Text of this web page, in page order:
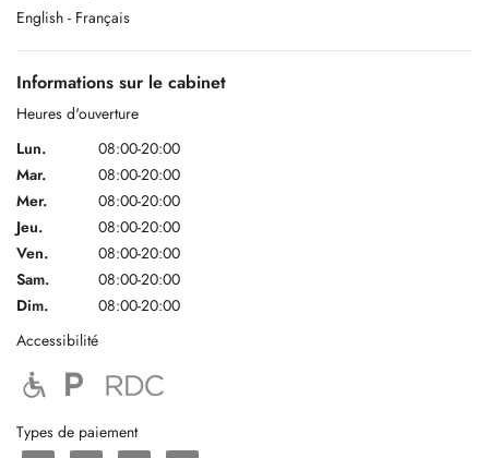
English - Français
Informations sur le cabinet
Heures d'ouverture
Lun.
08:00-20:00
Mar.
08:00-20:00
Mer.
08:00-20:00
Jeu.
08:00-20:00
Ven.
08:00-20:00
Sam.
08:00-20:00
Dim.
08:00-20:00
Accessibilité
Types de paiement